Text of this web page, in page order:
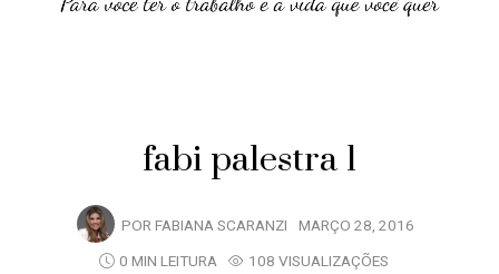
fabi palestra 1
POR FABIANA SCARANZI MARÇO 28, 2016
0 MIN LEITURA
108 VISUALIZAÇÕES